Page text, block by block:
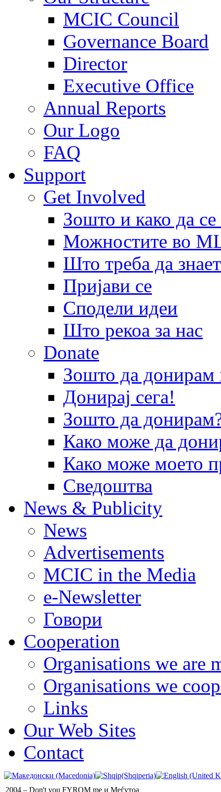
MCIC Council
Governance Board
Director
Executive Office
Annual Reports
Our Logo
FAQ
Support
Get Involved
Зошто и како да
Можностите во
Што треба да
Пријави се
Сподели идеи
Што рекоа за нас
Donate
Зошто да
Донирај сега!
Зошто да
Како може да
Како може моето
Сведоштва
News & Publicity
News
Advertisements
MCIC in the Media
e-Newsletter
Говори
Cooperation
Organisations we are
Organisations we
Links
Our Web Sites
Contact
2004 – Don't you FYROM me и Меѓутоа